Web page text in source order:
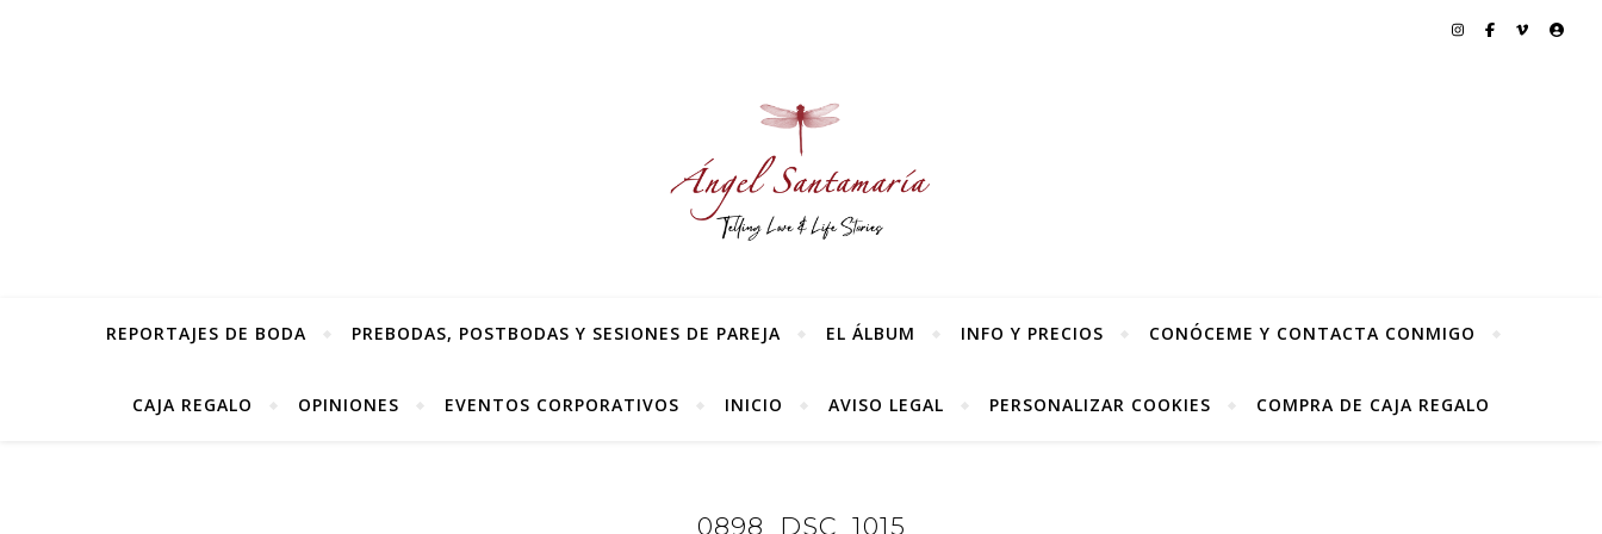
REPORTAJES DE BODA PREBODAS, POSTBODAS Y SESIONES DE PAREJA EL ÁLBUM INFO Y PRECIOS CONÓCEME Y CONTACTA CONMIGO
CAJA REGALO OPINIONES EVENTOS CORPORATIVOS INICIO AVISO LEGAL PERSONALIZAR COOKIES COMPRA DE CAJA REGALO
0898_DSC_1015